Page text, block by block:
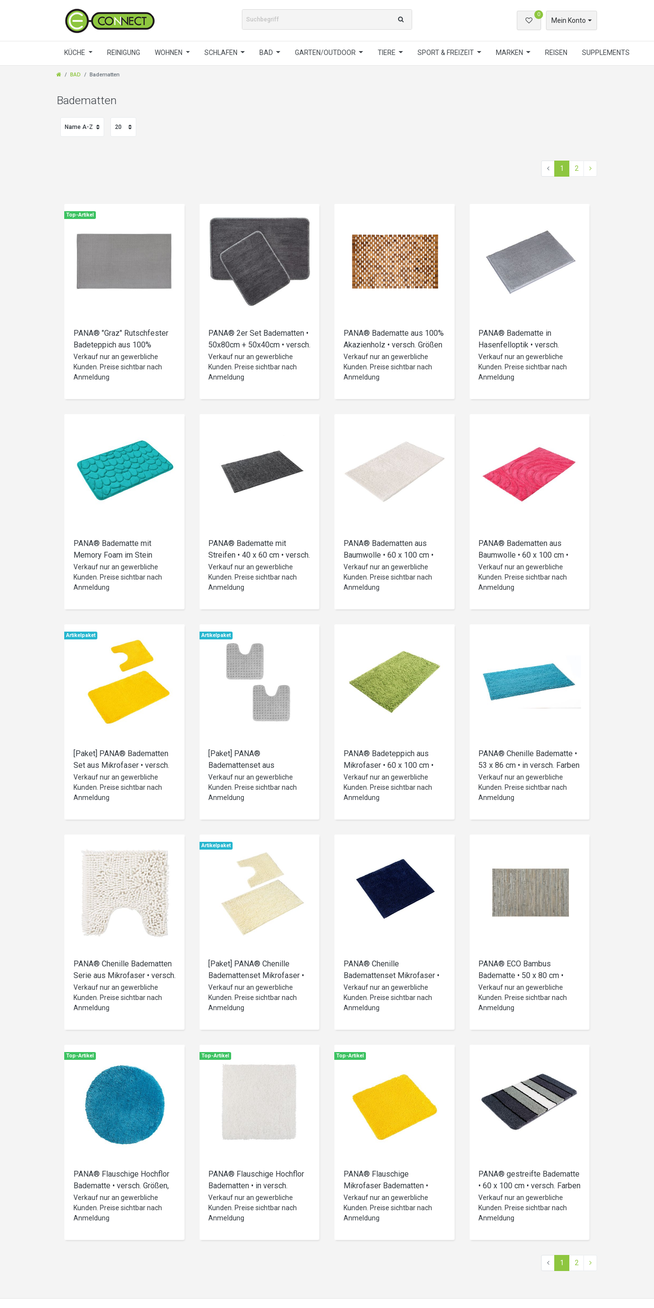
0
Mein Konto
KÜCHE REINIGUNG WOHNEN SCHLAFEN BAD GARTEN/OUTDOOR TIERE SPORT & FREIZEIT MARKEN REISEN SUPPLEMENTS
BAD Badematten
Badematten
1 2
Top-Artikel
PANA® "Graz" Rutschfester
Badeteppich aus 100%
Baumwolle • in versch. Farben
und Größen
Verkauf nur an gewerbliche
Kunden. Preise sichtbar nach
Anmeldung
PANA® 2er Set Badematten •
50x80cm + 50x40cm • versch.
Farben
Verkauf nur an gewerbliche
Kunden. Preise sichtbar nach
Anmeldung
PANA® Badematte aus 100%
Akazienholz • versch. Größen
und Sets
Verkauf nur an gewerbliche
Kunden. Preise sichtbar nach
Anmeldung
PANA® Badematte in
Hasenfelloptik • versch.
Größen & Farben
Verkauf nur an gewerbliche
Kunden. Preise sichtbar nach
Anmeldung
PANA® Badematte mit
Memory Foam im Stein
Design • versch. Farben
Verkauf nur an gewerbliche
Kunden. Preise sichtbar nach
Anmeldung
PANA® Badematte mit
Streifen • 40 x 60 cm • versch.
Farben
Verkauf nur an gewerbliche
Kunden. Preise sichtbar nach
Anmeldung
PANA® Badematten aus
Baumwolle • 60 x 100 cm •
versch. Farben
Verkauf nur an gewerbliche
Kunden. Preise sichtbar nach
Anmeldung
PANA® Badematten aus
Baumwolle • 60 x 100 cm •
versch. Farben
Verkauf nur an gewerbliche
Kunden. Preise sichtbar nach
Anmeldung
Artikelpaket
[Paket] PANA® Badematten
Set aus Mikrofaser • versch.
Varianten
Verkauf nur an gewerbliche
Kunden. Preise sichtbar nach
Anmeldung
Artikelpaket
[Paket] PANA®
Bademattenset aus
Mikrofaser • versch. Farben &
Größen
Verkauf nur an gewerbliche
Kunden. Preise sichtbar nach
Anmeldung
PANA® Badeteppich aus
Mikrofaser • 60 x 100 cm •
versch. Farben
Verkauf nur an gewerbliche
Kunden. Preise sichtbar nach
Anmeldung
PANA® Chenille Badematte •
53 x 86 cm • in versch. Farben
Verkauf nur an gewerbliche
Kunden. Preise sichtbar nach
Anmeldung
PANA® Chenille Badematten
Serie aus Mikrofaser • versch.
Varianten
Verkauf nur an gewerbliche
Kunden. Preise sichtbar nach
Anmeldung
Artikelpaket
[Paket] PANA® Chenille
Bademattenset Mikrofaser •
versch. Varianten
Verkauf nur an gewerbliche
Kunden. Preise sichtbar nach
Anmeldung
PANA® Chenille
Bademattenset Mikrofaser •
versch. Varianten
Verkauf nur an gewerbliche
Kunden. Preise sichtbar nach
Anmeldung
PANA® ECO Bambus
Badematte • 50 x 80 cm •
versch. Farben
Verkauf nur an gewerbliche
Kunden. Preise sichtbar nach
Anmeldung
Top-Artikel
PANA® Flauschige Hochflor
Badematte • versch. Größen,
Formen & Farben
Verkauf nur an gewerbliche
Kunden. Preise sichtbar nach
Anmeldung
Top-Artikel
PANA® Flauschige Hochflor
Badematten • in versch.
Größen, Formen & Farben
Verkauf nur an gewerbliche
Kunden. Preise sichtbar nach
Anmeldung
Top-Artikel
PANA® Flauschige
Mikrofaser Badematten •
versch. Varianten
Verkauf nur an gewerbliche
Kunden. Preise sichtbar nach
Anmeldung
PANA® gestreifte Badematte
• 60 x 100 cm • versch. Farben
Verkauf nur an gewerbliche
Kunden. Preise sichtbar nach
Anmeldung
1 2